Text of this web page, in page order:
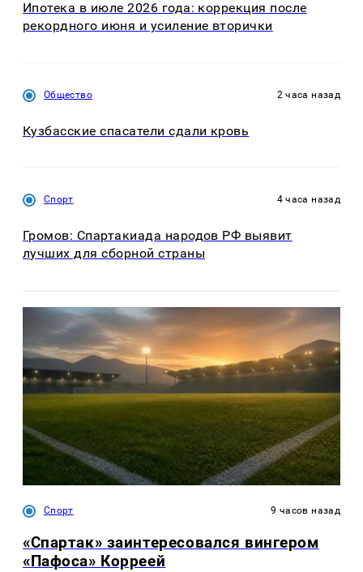
Ипотека в июле 2026 года: коррекция после
рекордного июня и усиление вторички
Общество 2 часа назад
Кузбасские спасатели сдали кровь
Спорт 4 часа назад
Громов: Спартакиада народов РФ выявит
лучших для сборной страны
Спорт 9 часов назад
«Спартак» заинтересовался вингером
«Пафоса» Корреей